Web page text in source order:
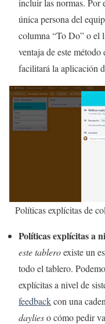
única persona del
columna “To Do” o el
ventaja de este
facilitará la aplicación
Políticas explícitas de
Políticas explícitas a
este tableroexiste un
todo el tablero.
explícitas a nivel de
feedbackcon una
daylieso cómo pedir